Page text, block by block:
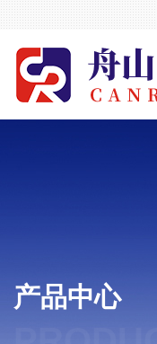
产品中心